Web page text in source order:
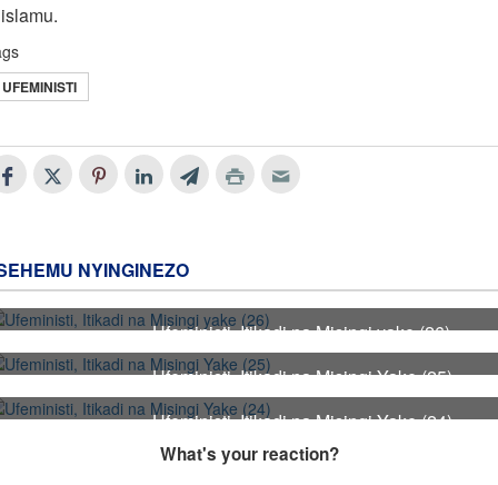
UFEMINISTI
NYINGINEZO
26 Ufeministi, Itikadi na Misingi yake (26)
25 Ufeministi, Itikadi na Misingi Yake (25)
Ufeministi, Itikadi na Misingi Yake (24)